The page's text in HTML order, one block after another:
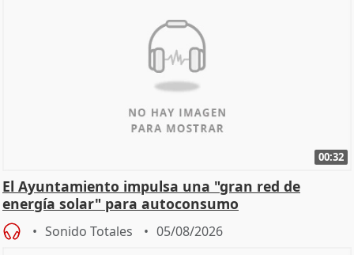
00:32
El Ayuntamiento impulsa una "gran red de
energía solar" para autoconsumo
Sonido Totales 05/08/2026